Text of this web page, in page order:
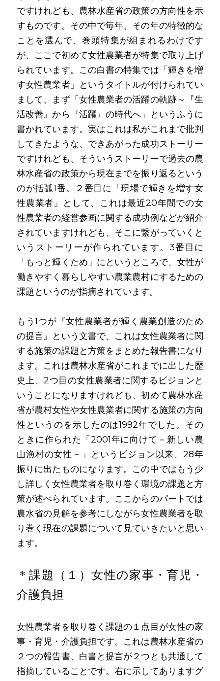
ですけれども、農林水産省の政策の方向性を示
すものです。その中で毎年、その年の特徴的な
ことを選んで、巻頭特集が組まれるわけです
が、ここで初めて女性農業者が特集で取り上げ
られています。この白書の特集では「輝きを増
す女性農業者」というタイトルが付けられてい
まして、まず「女性農業者の活躍の軌跡～『生
活改善』から『活躍』の時代へ」というふうに
書かれています。実はこれは私がこれまで批判
してきたような、できあがった成功ストーリー
ですけれども、そういうストーリーで過去の農
林水産省の政策から現在までを振り返るという
のが括弧1番。２番目に「現場で輝きを増す女
性農業者」として、これは最近20年間での女
性農業者の経営参画に関する成功例などが紹介
されていますけれども、そこに繋がっていくと
いうストーリーが作られています。3番目に
「もっと輝くため」にというところで、女性が
働きやすく暮らしやすい農業農村にするための
課題というのが指摘されています。
もう1つが『女性農業者が輝く農業創造のため
の提言』という文書で、これは女性農業者に関
する施策の課題と方策をまとめた報告書になり
ます。これは農林水産省がこれまでに出した歴
史上、2つ目の女性農業者に関するビジョンと
いうことになりますけれども、初めて農林水産
省が農村女性や女性農業者に関する施策の方向
性というのを示したのは1992年でした。その
ときに作られた「2001年に向けて－新しい農
山漁村の女性－」というビジョン以来、28年
振りに出たものになります。この中ではもう少
し詳しく女性農業者を取り巻く環境の課題と方
策が述べられています。ここからのパートでは
農水省の見解を参考にしながら女性農業者を取
り巻く現在の課題について見ていきたいと思い
ます。
＊課題（１）女性の家事・育児・
介護負担
女性農業者を取り巻く課題の１点目が女性の家
事・育児・介護負担です。これは農林水産省の
２つの報告書、白書と提言が２つとも共通して
指摘していることです。右に示してありますグ